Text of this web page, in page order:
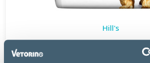
Hill's
CHIEN L/D LIVER CARE